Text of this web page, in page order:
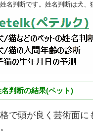
名判断です。姓名判断は犬
判断の結果(ペット)
で頭が良く芸術面に